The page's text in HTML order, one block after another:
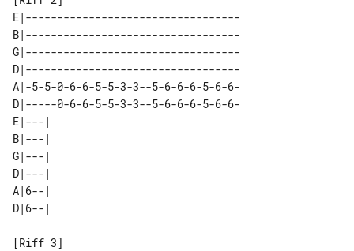
E|----------------------------------
B|----------------------------------
G|----------------------------------
D|----------------------------------
A|-5-5-0-6-6-5-5-3-3--5-6-6-6-5-6-6-
D|-----0-6-6-5-5-3-3--5-6-6-6-5-6-6-
E|---|
B|---|
G|---|
D|---|
A|6--|